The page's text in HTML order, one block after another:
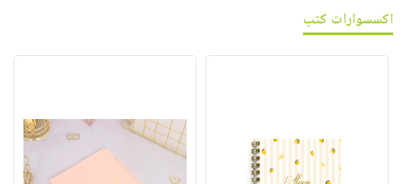
اكسسوارات كتب